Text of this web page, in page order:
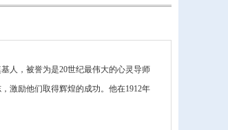
人，被誉为是20世纪最伟大的心灵导师
激励他们取得辉煌的成功。他在1912年